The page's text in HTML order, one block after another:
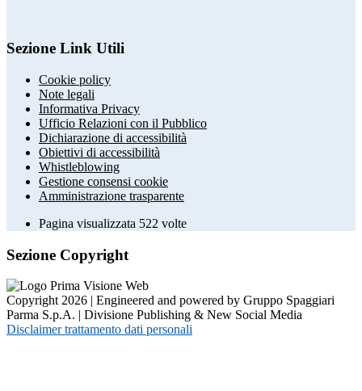
Sezione Link Utili
Cookie policy
Note legali
Informativa Privacy
Ufficio Relazioni con il Pubblico
Dichiarazione di accessibilità
Obiettivi di accessibilità
Whistleblowing
Gestione consensi cookie
Amministrazione trasparente
Pagina visualizzata 522 volte
Sezione Copyright
Copyright 2026 | Engineered and powered by Gruppo Spaggiari
Parma S.p.A. | Divisione Publishing & New Social Media
Disclaimer trattamento dati personali